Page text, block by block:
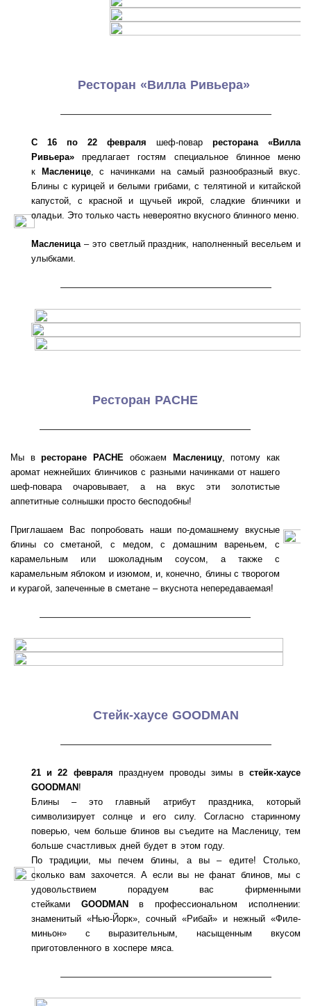
Ресторан «Вилла Ривьера»
———————————————————
С 16 по 22 февраля шеф-повар
ресторана «Вилла
Ривьера»
предлагает гостям специальное блинное меню
к
Масленице, с начинками на самый разнообразный вкус.
Блины с курицей и белыми грибами, с телятиной и китайской
капустой, с красной и щучьей икрой, сладкие блинчики и
оладьи. Это только часть невероятно вкусного блинного меню.
Масленица– это светлый праздник, наполненный весельем и
улыбками.
———————————————————
Ресторан PACHE
———————————————————
Мы вресторане PACHE обожаем Масленицу, потому как
аромат нежнейших блинчиков с разными начинками от нашего
шеф-повара очаровывает, а на вкус эти золотистые
аппетитные солнышки просто бесподобны!
Приглашаем Вас попробовать наши по-домашнему вкусные
блины со сметаной, с медом, с домашним вареньем, с
карамельным или шоколадным соусом, а также с
карамельным яблоком и изюмом, и, конечно, блины с творогом
и курагой, запеченные в сметане – вкуснота непередаваемая!
———————————————————
Стейк-хаусе GOODMAN
———————————————————
21 и 22 февраля празднуем проводы зимы в стейк-хаусе
GOODMAN !
Блины – это главный атрибут праздника, который
символизирует солнце и его силу. Согласно старинному
поверью, чем больше блинов вы съедите на Масленицу, тем
больше счастливых дней будет в этом году.
По традиции, мы печем блины, а вы – едите! Столько,
сколько вам захочется. А если вы не фанат блинов, мы с
удовольствием порадуем вас фирменными
стейками GOODMAN
в профессиональном исполнении:
знаменитый «Нью-Йорк», сочный «Рибай» и нежный «Филе-
миньон» с выразительным, насыщенным вкусом
приготовленного в хоспере мяса.
———————————————————